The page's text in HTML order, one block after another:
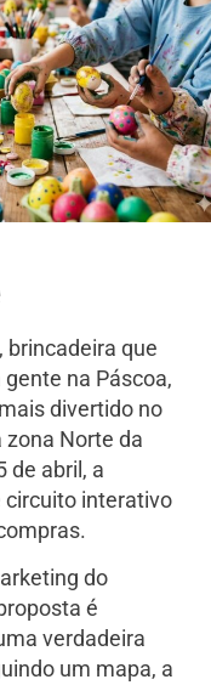
brincadeira que
na Páscoa,
divertido no
zona Norte da
de abril, a
circuito interativo
do
é
verdadeira
um mapa, a